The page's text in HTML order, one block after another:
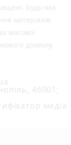
Будь-яка
матеріалів
масової
дозволу
46001;
медіа